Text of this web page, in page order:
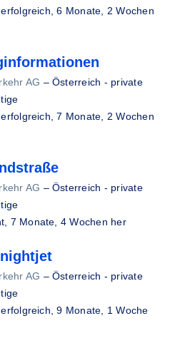
erfolgreich,6 Monate, 2 Wochen
AG –Österreich - private
erfolgreich,7 Monate, 2 Wochen
AG –Österreich - private
7 Monate, 4 Wochen her
AG –Österreich - private
erfolgreich,9 Monate, 1 Woche